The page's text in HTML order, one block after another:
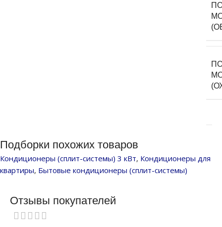
Подборки похожих товаров
Кондиционеры (сплит-системы) 3 кВт, Кондиционеры для
квартиры, Бытовые кондиционеры (сплит-системы)
Отзывы покупателей